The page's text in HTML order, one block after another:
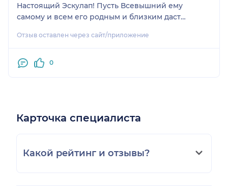
Настоящий Эскулап! Пусть Всевышний ему
самому и всем его родным и близким даст
Ганькович Иван Васильевич
Отзыв оставлен через сайт/приложение
0
Карточка специалиста
Какой рейтинг и отзывы?